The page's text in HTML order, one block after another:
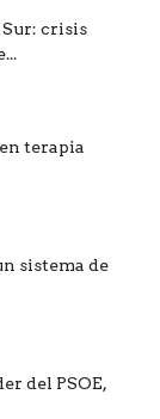
crisis
terapia
sistema de
del PSOE,